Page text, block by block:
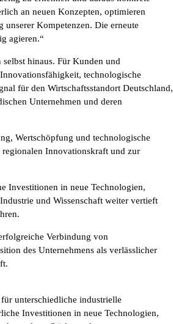
an neuen Konzepten, optimieren
Kompetenzen. Die erneute
agieren.“
hinaus. Für Kunden und
technologische
für den Wirtschaftsstandort Deutschland,
Unternehmen und deren
Wertschöpfung und technologische
Innovationskraft und zur
Investitionen in neue Technologien,
und Wissenschaft weiter vertieft
Verbindung von
des Unternehmens als verlässlicher
unterschiedliche industrielle
Investitionen in neue Technologien,